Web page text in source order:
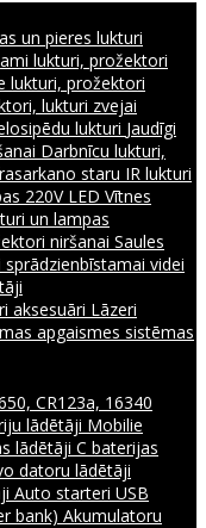
un pieres lukturi
lukturi, prožektori
lukturi, prožektori
lukturi zvejai
lukturi Jaudīgi
Darbnīcu lukturi,
staru IR lukturi
220V LED Vītnes
un lampas
niršanai Saules
videi
aksesuāri Lāzeri
apgaismes sistēmas
CR123a, 16340
lādētāji Mobilie
lādētāji C baterijas
datoru lādētāji
Auto starteri USB
bank) Akumulatoru